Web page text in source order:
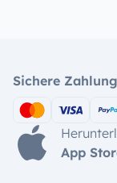
Sichere
App